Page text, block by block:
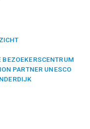
BEZOEKERSCENTRUM
PARTNER UNESCO